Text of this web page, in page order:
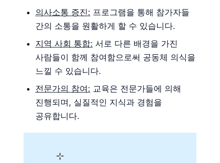
의사소통 증진: 프로그램을 통해 참가자들
간의 소통을 원활하게 할 수 있습니다.
지역 사회 통합: 서로 다른 배경을 가진
사람들이 함께 참여함으로써 공동체 의식을
느낄 수 있습니다.
전문가의 참여: 교육은 전문가들에 의해
진행되며, 실질적인 지식과 경험을
공유합니다.